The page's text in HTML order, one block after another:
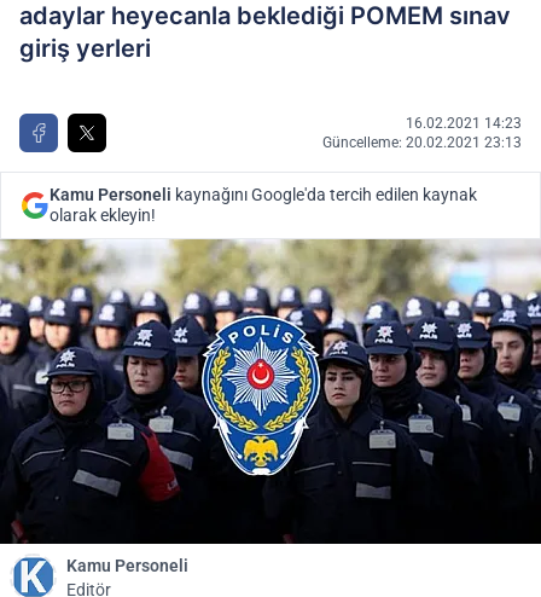
adaylar heyecanla beklediği POMEM sınav
giriş yerleri
16.02.2021 14:23
Güncelleme: 20.02.2021 23:13
Kamu Personeli kaynağını Google'da tercih edilen kaynak
olarak ekleyin!
Kamu Personeli
Editör